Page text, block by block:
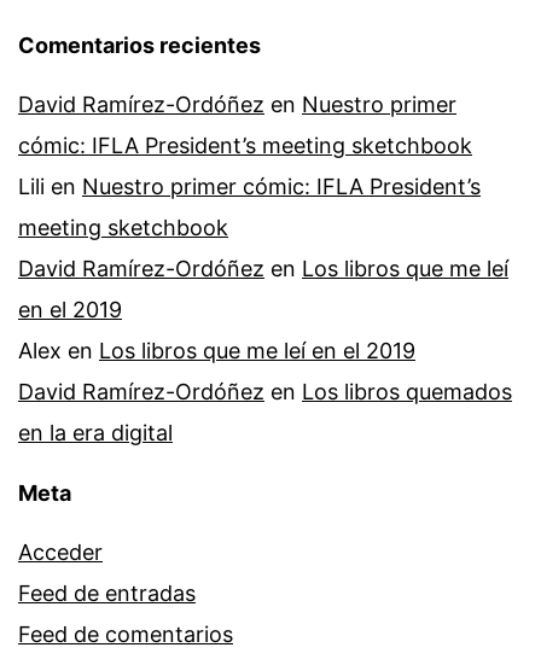
Comentarios recientes
David Ramírez-Ordóñez en Nuestro primer
cómic: IFLA President’s meeting sketchbook
Lili en Nuestro primer cómic: IFLA President’s
meeting sketchbook
David Ramírez-Ordóñez en Los libros que me leí
en el 2019
Alex en Los libros que me leí en el 2019
David Ramírez-Ordóñez en Los libros quemados
en la era digital
Meta
Acceder
Feed de entradas
Feed de comentarios